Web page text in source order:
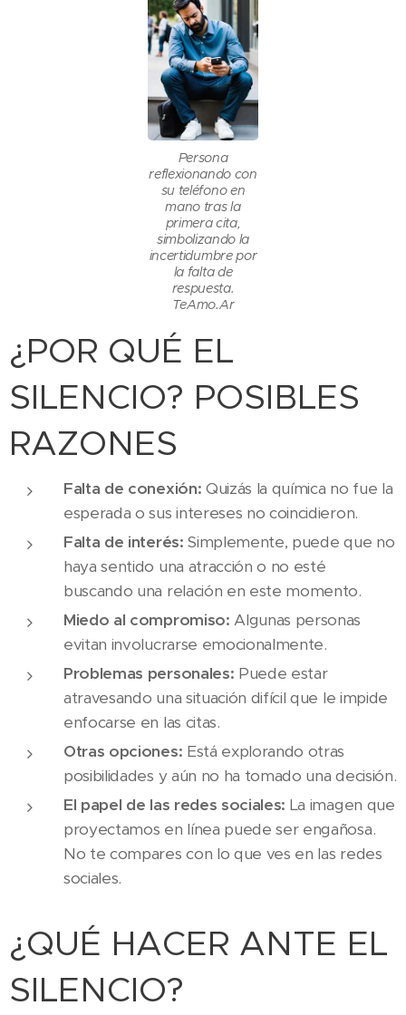
Persona
reflexionando con
su teléfono en
mano tras la
primera cita,
simbolizando la
incertidumbre por
la falta de
respuesta.
TeAmo.Ar
¿POR QUÉ EL
SILENCIO? POSIBLES
RAZONES
Falta de conexión: Quizás la química no fue la
esperada o sus intereses no coincidieron.
Falta de interés: Simplemente, puede que no
haya sentido una atracción o no esté
buscando una relación en este momento.
Miedo al compromiso: Algunas personas
evitan involucrarse emocionalmente.
Problemas personales: Puede estar
atravesando una situación difícil que le impide
enfocarse en las citas.
Otras opciones: Está explorando otras
posibilidades y aún no ha tomado una decisión.
El papel de las redes sociales: La imagen que
proyectamos en línea puede ser engañosa.
No te compares con lo que ves en las redes
sociales.
¿QUÉ HACER ANTE EL
SILENCIO?